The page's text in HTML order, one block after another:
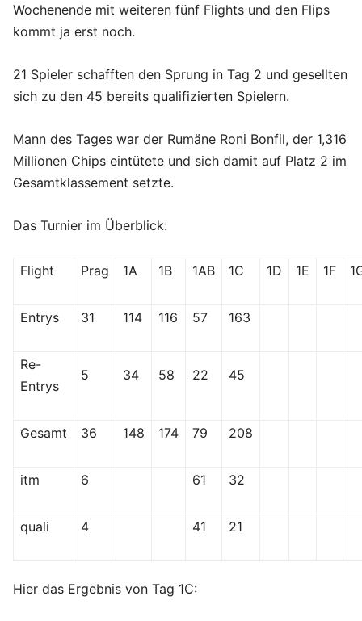
Wochenende mit weiteren fünf Flights und den Flips
kommt ja erst noch.
21 Spieler schafften den Sprung in Tag 2 und gesellten
sich zu den 45 bereits qualifizierten Spielern.
Mann des Tages war der Rumäne Roni Bonfil, der 1,316
Millionen Chips eintütete und sich damit auf Platz 2 im
Gesamtklassement setzte.
Das Turnier im Überblick:
Flight Prag 1A 1B 1AB 1C 1D 1E 1F
Entrys 31 114 116 57 163
Re-
Entrys
5 34 58 22 45
Gesamt 36 148 174 79 208
itm 6 61 32
quali 4 41 21
Hier das Ergebnis von Tag 1C: